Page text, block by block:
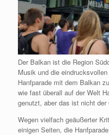
Der Balkan ist die Region
Musik und die
Hanfparade mit dem Balkan
wie fast überall auf der Welt
genutzt, aber das ist nicht der
Wegen vielfach geäußerter
einigen Seiten, die